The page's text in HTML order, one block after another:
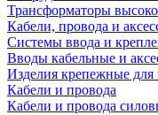
Трансформаторы
Кабели, провода и
Системы ввода и
Вводы кабельные и
Изделия крепежные для
Кабели и провода
Кабели и провода